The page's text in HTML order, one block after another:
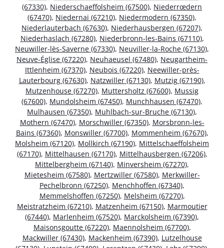
(67330), Niederschaeffolsheim (67500), Niederrœdern
(67470), Niedernai (67210), Niedermodern (67350),
Niederlauterbach (67630), Niederhausbergen (67207),
Niederhaslach (67280), Niederbronn-les-Bains (67110),
Neuwiller-lès-Saverne (67330), Neuviller-la-Roche (67130),
Neuve-Église (67220), Neuhaeusel (67480), Neugartheim-
Ittlenheim (67370), Neubois (67220), Neewiller-près-
Lauterbourg (67630), Natzwiller (67130), Mutzig (67190),
Mutzenhouse (67270), Muttersholtz (67600), Mussig
(67600), Mundolsheim (67450), Munchhausen (67470),
Mulhausen (67350), Muhlbach-sur-Bruche (67130),
Mothern (67470), Morschwiller (67350), Morsbronn-les-
Bains (67360), Monswiller (67700), Mommenheim (67670),
Molsheim (67120), Mollkirch (67190), Mittelschaeffolsheim
(67170), Mittelhausen (67170), Mittelhausbergen (67206),
Mittelbergheim (67140), Minversheim (67270),
Mietesheim (67580), Mertzwiller (67580), Merkwiller-
Pechelbronn (67250), Menchhoffen (67340),
Memmelshoffen (67250), Melsheim (67270),
Meistratzheim (67210), Matzenheim (67150), Marmoutier
(67440), Marlenheim (67520), Marckolsheim (67390),
Maisonsgoutte (67220), Maennolsheim (67700),
Mackwiller (67430), Mackenheim (67390), Lutzelhouse